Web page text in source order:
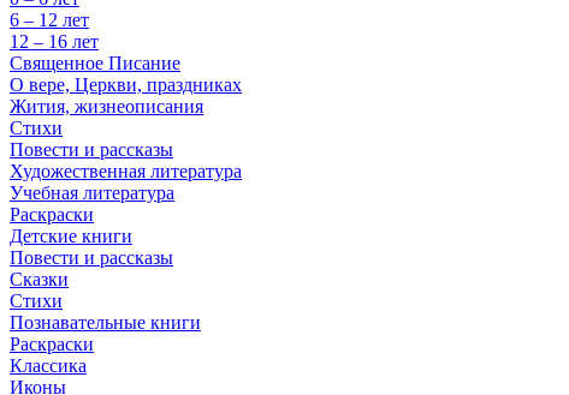
6 – 12 лет
12 – 16 лет
Священное Писание
О вере, Церкви, праздниках
Жития, жизнеописания
Стихи
Повести и рассказы
Художественная литература
Учебная литература
Раскраски
Детские книги
Повести и рассказы
Сказки
Стихи
Познавательные книги
Раскраски
Классика
Иконы